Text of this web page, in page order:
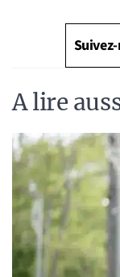
A lire